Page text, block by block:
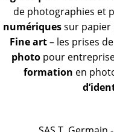
de photographies et
numériquessur
Fine art– les prises
photo pour
formation en